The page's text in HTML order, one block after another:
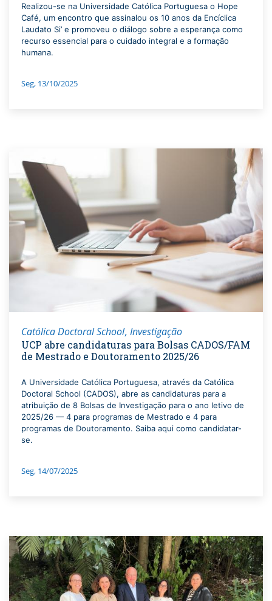
Realizou-se na Universidade Católica Portuguesa o Hope
Café, um encontro que assinalou os 10 anos da Encíclica
Laudato Si’ e promoveu o diálogo sobre a esperança como
recurso essencial para o cuidado integral e a formação
humana.
Seg, 13/10/2025
Católica Doctoral School Investigação
UCP abre candidaturas para Bolsas CADOS/FAM
de Mestrado e Doutoramento 2025/26
A Universidade Católica Portuguesa, através da Católica
Doctoral School (CADOS), abre as candidaturas para a
atribuição de 8 Bolsas de Investigação para o ano letivo de
2025/26 — 4 para programas de Mestrado e 4 para
programas de Doutoramento. Saiba aqui como candidatar-
se.
Seg, 14/07/2025